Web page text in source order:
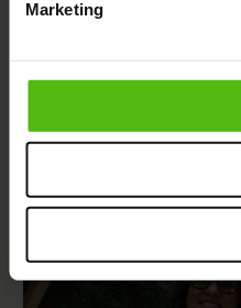
Marketing
TV 2-profilen Stefan